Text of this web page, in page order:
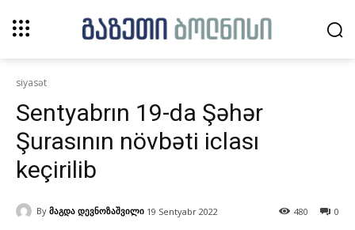
siyasət
Sentyabrın 19-da Şəhər
Şurasının növbəti iclası
keçirilib
By მაგდა დევნოზაშვილი 19 Sentyabr 2022 0
480